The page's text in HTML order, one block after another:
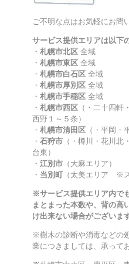
ご不明な点はお気軽にお問
サービス提供エリアは以下
・ 札幌市北区 全域
・ 札幌市東区 全域
・ 札幌市白石区 全域
・ 札幌市厚別区 全域
・ 札幌市手稲区 全域
・ 札幌市西区（・二十四軒
西野１～５条）
・ 札幌市清田区（・平岡・
・ 石狩市（・樽川・花川北
台東）
・ 江別市（大麻エリア）
・ 当別町（太美エリア ※ス
※サービス提供エリア内で
まとまった本数や、背の高
け出来ない場合がございます
※樹木の診断や消毒などの
業につきましては、承って